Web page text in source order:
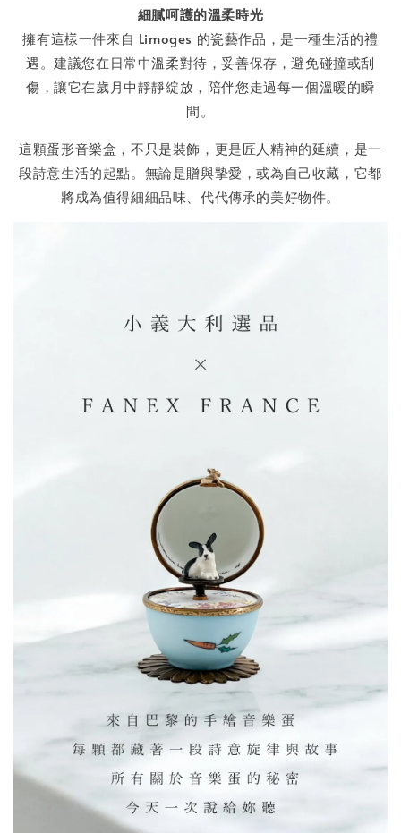
細膩呵護的溫柔時光
擁有這樣一件來自 Limoges 的瓷藝作品，是一種生活的禮
遇。建議您在日常中溫柔對待，妥善保存，避免碰撞或刮
傷，讓它在歲月中靜靜綻放，陪伴您走過每一個溫暖的瞬
間。
這顆蛋形音樂盒，不只是裝飾，更是匠人精神的延續，是一
段詩意生活的起點。無論是贈與摯愛，或為自己收藏，它都
將成為值得細細品味、代代傳承的美好物件。